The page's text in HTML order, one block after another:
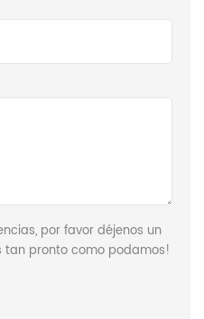
por favor déjenos un
tan pronto como podamos!